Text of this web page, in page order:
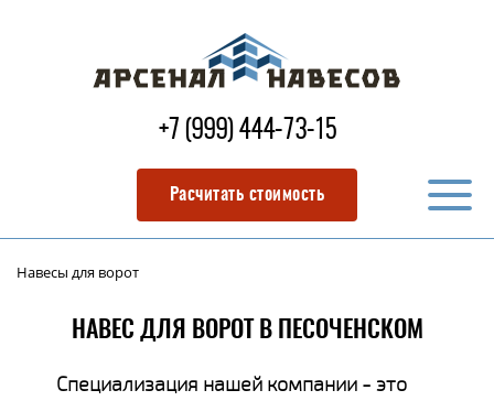
+7 (999) 444-73-15
Расчитать стоимость
Навесы для ворот
НАВЕС ДЛЯ ВОРОТ В ПЕСОЧЕНСКОМ
Специализация нашей компании - это